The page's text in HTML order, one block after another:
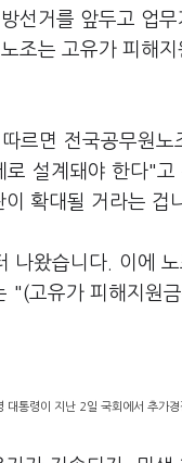
선거를 앞두고 업
조는 고유가 피해
르면 전국공무원
설계돼야 한다"
확대될 거라는 겁
나왔습니다. 이에
"(고유가 피해지원
대통령이 지난 2일 국회에서 추가